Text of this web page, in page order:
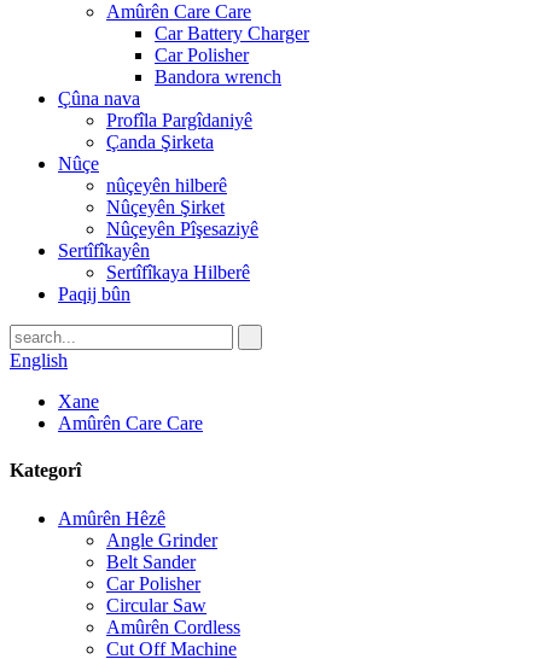
Amûrên Care Care
Car Battery Charger
Car Polisher
Bandora wrench
Çûna nava
Profîla Pargîdaniyê
Çanda Şirketa
Nûçe
nûçeyên hilberê
Nûçeyên Şirket
Nûçeyên Pîşesaziyê
Sertîfîkayên
Sertîfîkaya Hilberê
Paqij bûn
English
Xane
Amûrên Care Care
Kategorî
Amûrên Hêzê
Angle Grinder
Belt Sander
Car Polisher
Circular Saw
Amûrên Cordless
Cut Off Machine